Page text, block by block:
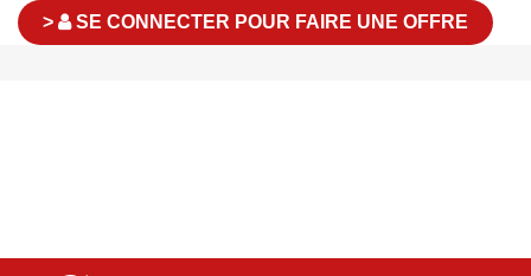
> SE CONNECTER POUR FAIRE UNE OFFRE